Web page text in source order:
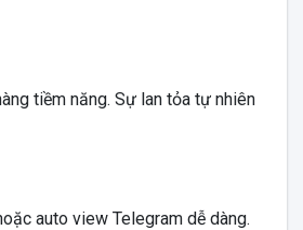
tiềm năng. Sự lan tỏa tự nhiên
auto view Telegram dễ dàng.